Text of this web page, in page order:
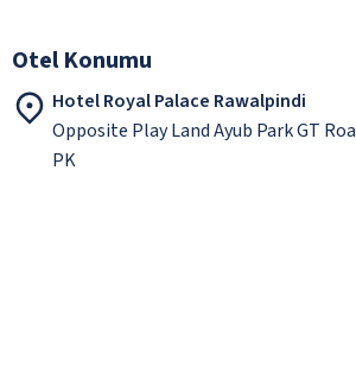
Otel Konumu
Hotel Royal Palace Rawalpindi
Opposite Play Land Ayub Park GT
PK